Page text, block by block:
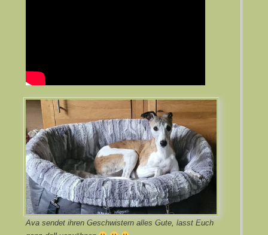
Ava sendet ihren Geschwistern alles Gute, lasst Euch